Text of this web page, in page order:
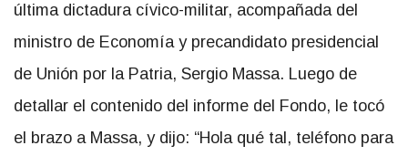
última dictadura cívico-militar, acompañada del
ministro de Economía y precandidato presidencial
de Unión por la Patria, Sergio Massa. Luego de
detallar el contenido del informe del Fondo, le tocó
el brazo a Massa, y dijo: “Hola qué tal, teléfono para